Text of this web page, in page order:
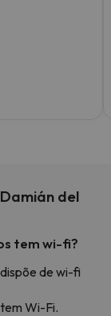
del
tem wi-fi?
de wi-fi
Wi-Fi.